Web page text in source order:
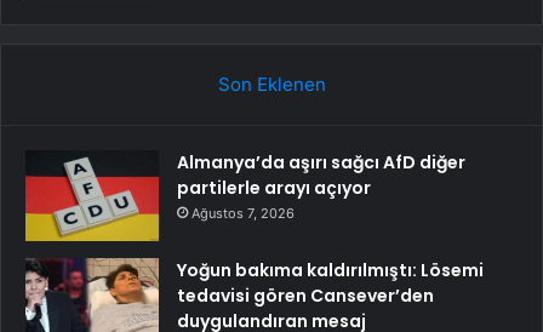
Son Eklenen
Almanya’da aşırı sağcı AfD diğer
partilerle arayı açıyor
Ağustos 7, 2026
Yoğun bakıma kaldırılmıştı: Lösemi
tedavisi gören Cansever’den
duygulandıran mesaj